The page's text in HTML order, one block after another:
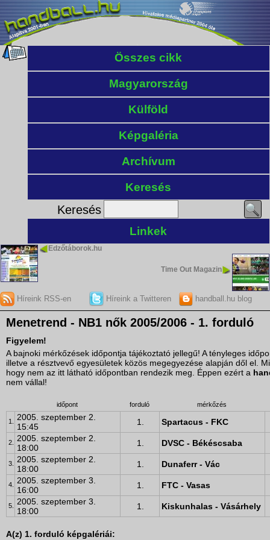
Összes cikk
Magyarország
Külföld
Képgaléria
Archívum
Keresés
Keresés
Linkek
Edzőtáborok.hu
Time Out Magazin
Híreink RSS-en Híreink a Twitteren handball.hu blog
Menetrend - NB1 nők 2005/2006 - 1. forduló
Figyelem!
A bajnoki mérkőzések időpontja tájékoztató jellegű! A tényleges
illetve a résztvevő egyesületek közös megegyezése alapján dől el.
hogy nem az itt látható időpontban rendezik meg. Éppen ezért a
nem vállal!
időpont forduló mérkőzés
1.
2005. szeptember 2.
15:45
1. Spartacus - FKC
2.
2005. szeptember 2.
18:00
1. DVSC - Békéscsaba
3.
2005. szeptember 2.
18:00
1. Dunaferr - Vác
4.
2005. szeptember 3.
16:00
1. FTC - Vasas
5.
2005. szeptember 3.
18:00
1. Kiskunhalas - Vásárhely
A(z) 1. forduló képgalériái: